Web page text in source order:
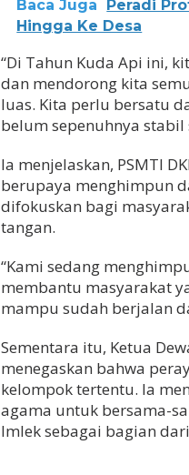
Baca Juga
Peradi
Hingga Ke Desa
“Di Tahun Kuda Api ini,
dan mendorong kita
luas. Kita perlu bersatu
belum sepenuhnya
Ia menjelaskan, PSMTI
berupaya menghimpun
difokuskan bagi
tangan.
“Kami sedang
membantu masyarakat
mampu sudah berjalan
Sementara itu, Ketua
menegaskan bahwa
kelompok tertentu. Ia
agama untuk bersama-
Imlek sebagai bagian